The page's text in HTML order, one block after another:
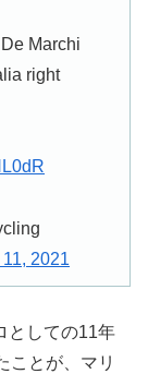
Marchi
right
11, 2021
としての11年
ことが、マリ